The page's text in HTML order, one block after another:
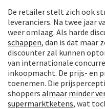
De retailer stelt zich ook
leveranciers. Na twee jaar
weer omlaag. Als harde
schappen, dan is dat maar
discounter zal kunnen
van internationale
inkoopmacht. De prijs- en
toenemen. Die
shoppers almaar minder
supermarktketens, wat